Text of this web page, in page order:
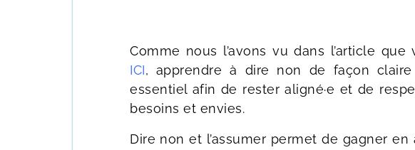
Comme nous l’avons vu dans l’article
ICI, apprendre à dire non de façon
essentiel afin de rester aligné·e et de
besoins et envies.
Dire non et l’assumer permet de gagner en